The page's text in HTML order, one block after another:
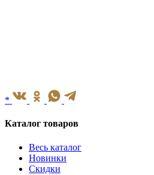
*
Каталог товаров
Весь каталог
Новинки
Скидки